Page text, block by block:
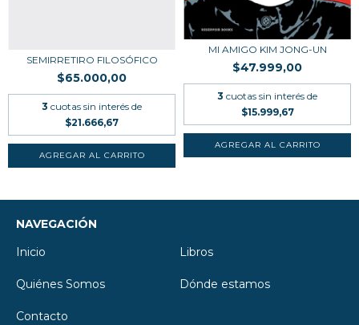
SEMIRRETIRO FILOSÓFICO
$65.000,00
3 cuotas sin interés de
$21.666,67
MI AMIGO KIM JONG-UN
$47.999,00
3 cuotas sin interés de
$15.999,67
NAVEGACIÓN
Inicio
Libros
Quiénes Somos Dónde estamos
Contacto